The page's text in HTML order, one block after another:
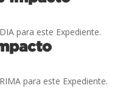
para este Expediente.
para este Expediente.